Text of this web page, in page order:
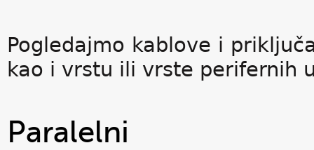
Pogledajmo kablove i
kao i vrstu ili vrste perifernih
Paralelni